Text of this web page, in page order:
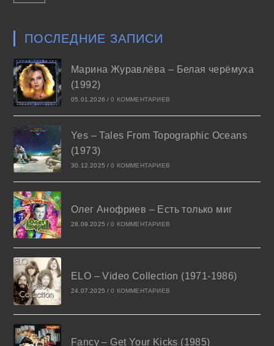
ПОСЛЕДНИЕ ЗАПИСИ
Марина Журавлёва – Белая черёмуха
(1992)
05.01.2026 / 0 КОММЕНТАРИЕВ
Yes – Tales From Topographic Oceans
(1973)
30.12.2025 / 0 КОММЕНТАРИЕВ
Олег Анофриев – Есть только миг
28.09.2025 / 0 КОММЕНТАРИЕВ
ELO – Video Collection (1971-1986)
24.07.2025 / 0 КОММЕНТАРИЕВ
Fancy – Get Your Kicks (1985)